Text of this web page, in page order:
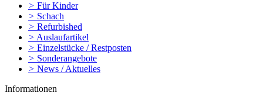
> Für Kinder
> Schach
> Refurbished
> Auslaufartikel
> Einzelstücke / Restposten
> Sonderangebote
> News / Aktuelles
Informationen